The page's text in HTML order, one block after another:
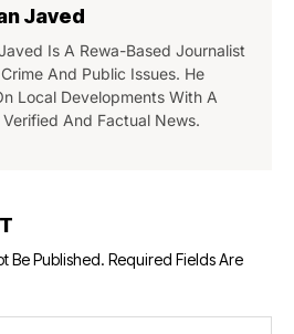
Javed
Is A Rewa-Based Journalist
And Public Issues. He
Local Developments With A
Verified And Factual News.
Be Published. Required Fields Are